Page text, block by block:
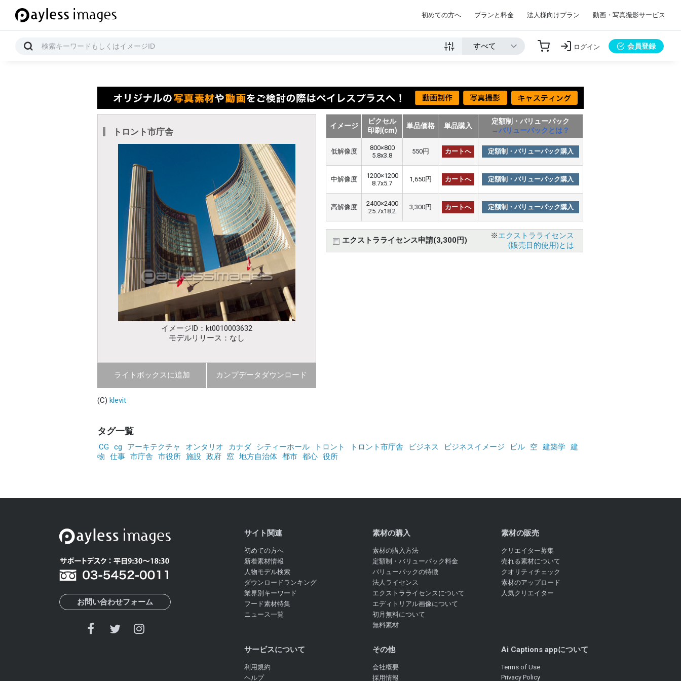
初めての方へ プランと料金 法人様向けプラン 動画・写真撮影サービス
ログイン 会員登録
トロント市庁舎
イメージID：kt0010003632
モデルリリース：なし
ライトボックスに追加 カンプデータダウンロード
イメージ
ピクセル
印刷(cm)
単品価格 単品購入
定額制・バリューパック
→バリューパックとは？
低解像度
800×800
5.8x3.8
550円 カートへ 定額制・バリューパック購入
中解像度
1200×1200
8.7x5.7
1,650円 カートへ 定額制・バリューパック購入
高解像度
2400×2400
25.7x18.2
3,300円 カートへ 定額制・バリューパック購入
エクストラライセンス申請(3,300円) ※エクストラライセンス
(販売目的使用)とは
(C) klevit
タグ一覧
CG cg アーキテクチャ オンタリオ カナダ シティーホール トロント トロント市庁舎 ビジネス ビジネスイメージ ビル 空 建築学 建
物
仕事 市庁舎 市役所 施設 政府 窓 地方自治体 都市 都心 役所
お問い合わせフォーム
サイト関連
初めての方へ
新着素材情報
人物モデル検索
ダウンロードランキング
業界別キーワード
フード素材特集
ニュース一覧
素材の購入
素材の購入方法
定額制・バリューパック料金
バリューパックの特徴
法人ライセンス
エクストラライセンスについて
エディトリアル画像について
初月無料について
無料素材
素材の販売
クリエイター募集
売れる素材について
クオリティチェック
素材のアップロード
人気クリエイター
サービスについて
利用規約
ヘルプ
その他
会社概要
採用情報
Ai Captions appについて
Terms of Use
Privacy Policy